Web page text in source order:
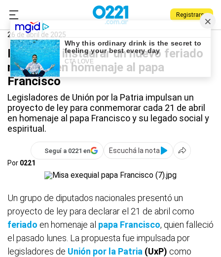
Registrarse
0221.com.ar
Papa Francisco
26 de abril de 2025
Proponen instaurar un nuevo feriado
nacional en homenaje al papa
Francisco
Legisladores de Unión por la Patria impulsan un
proyecto de ley para conmemorar cada 21 de abril
en homenaje al papa Francisco y su legado social y
espiritual.
Seguí a 0221 en
Escuchá la nota
Por 0221
Un grupo de diputados nacionales presentó un
proyecto de ley para declarar el 21 de abril como
feriado en homenaje al papa Francisco, quien falleció
el pasado lunes. La propuesta fue impulsada por
legisladores de Unión por la Patria (UxP) como